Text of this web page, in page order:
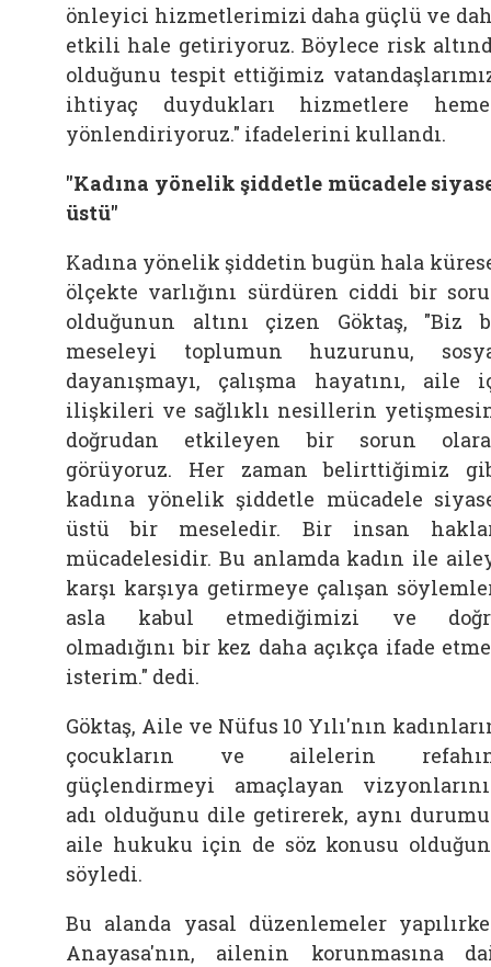
önleyici hizmetlerimizi daha güçlü ve
etkili hale getiriyoruz. Böylece risk
olduğunu tespit ettiğimiz
ihtiyaç duydukları hizmetlere
yönlendiriyoruz." ifadelerini kullandı.
"Kadına yönelik şiddetle mücadele
üstü"
Kadına yönelik şiddetin bugün hala
ölçekte varlığını sürdüren ciddi bir
olduğunun altını çizen Göktaş, "Biz
meseleyi toplumun huzurunu,
dayanışmayı, çalışma hayatını, aile
ilişkileri ve sağlıklı nesillerin
doğrudan etkileyen bir sorun
görüyoruz. Her zaman belirttiğimiz
kadına yönelik şiddetle mücadele
üstü bir meseledir. Bir insan
mücadelesidir. Bu anlamda kadın ile
karşı karşıya getirmeye çalışan
asla kabul etmediğimizi ve
olmadığını bir kez daha açıkça ifade
isterim." dedi.
Göktaş, Aile ve Nüfus 10 Yılı'nın
çocukların ve ailelerin
güçlendirmeyi amaçlayan
adı olduğunu dile getirerek, aynı
aile hukuku için de söz konusu
söyledi.
Bu alanda yasal düzenlemeler
Anayasa'nın, ailenin korunmasına